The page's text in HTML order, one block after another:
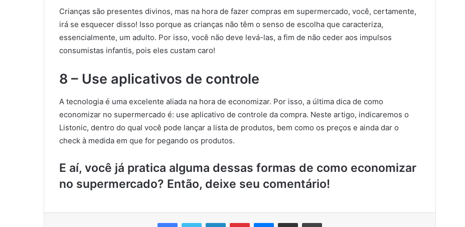
Crianças são presentes divinos, mas na hora de fazer compras em supermercado, você, certamente,
irá se esquecer disso! Isso porque as crianças não têm o senso de escolha que caracteriza,
essencialmente, um adulto. Por isso, você não deve levá-las, a fim de não ceder aos impulsos
consumistas infantis, pois eles custam caro!
8 – Use aplicativos de controle
A tecnologia é uma excelente aliada na hora de economizar. Por isso, a última dica de como
economizar no supermercado é: use aplicativo de controle da compra. Neste artigo, indicaremos o
Listonic, dentro do qual você pode lançar a lista de produtos, bem como os preços e ainda dar o
check à medida em que for pegando os produtos.
E aí, você já pratica alguma dessas formas de como economizar
no supermercado? Então, deixe seu comentário!
FacebookTwitter LinkedinPinterestMessenger
Compartilhar via e-mail Imprimir